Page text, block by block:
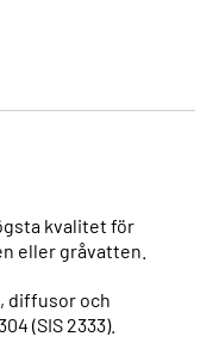
kvalitet för
eller gråvatten.
diffusor och
(SIS 2333).